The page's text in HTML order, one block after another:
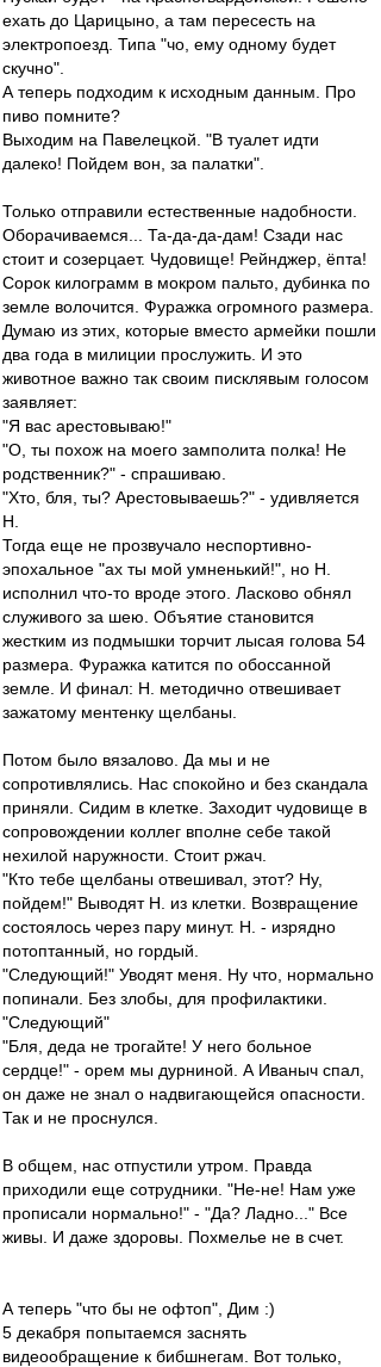
ехать до Царицыно, а там пересесть на
электропоезд. Типа "чо, ему одному будет
скучно".
А теперь подходим к исходным данным. Про
пиво помните?
Выходим на Павелецкой. "В туалет идти
далеко! Пойдем вон, за палатки".
Только отправили естественные надобности.
Оборачиваемся... Та-да-да-дам! Сзади нас
стоит и созерцает. Чудовище! Рейнджер, ёпта!
Сорок килограмм в мокром пальто, дубинка по
земле волочится. Фуражка огромного размера.
Думаю из этих, которые вместо армейки пошли
два года в милиции прослужить. И это
животное важно так своим писклявым голосом
заявляет:
"Я вас арестовываю!"
"О, ты похож на моего замполита полка! Не
родственник?" - спрашиваю.
"Хто, бля, ты? Арестовываешь?" - удивляется
Н.
Тогда еще не прозвучало неспортивно-
эпохальное "ах ты мой умненький!", но Н.
исполнил что-то вроде этого. Ласково обнял
служивого за шею. Объятие становится
жестким из подмышки торчит лысая голова 54
размера. Фуражка катится по обоссанной
земле. И финал: Н. методично отвешивает
зажатому ментенку щелбаны.
Потом было вязалово. Да мы и не
сопротивлялись. Нас спокойно и без скандала
приняли. Сидим в клетке. Заходит чудовище в
сопровождении коллег вполне себе такой
нехилой наружности. Стоит ржач.
"Кто тебе щелбаны отвешивал, этот? Ну,
пойдем!" Выводят Н. из клетки. Возвращение
состоялось через пару минут. Н. - изрядно
потоптанный, но гордый.
"Следующий!" Уводят меня. Ну что, нормально
попинали. Без злобы, для профилактики.
"Следующий"
"Бля, деда не трогайте! У него больное
сердце!" - орем мы дурниной. А Иваныч спал,
он даже не знал о надвигающейся опасности.
Так и не проснулся.
В общем, нас отпустили утром. Правда
приходили еще сотрудники. "Не-не! Нам уже
прописали нормально!" - "Да? Ладно..." Все
живы. И даже здоровы. Похмелье не в счет.
А теперь "что бы не офтоп", Дим :)
5 декабря попытаемся заснять
видеообращение к бибшнегам. Вот только,